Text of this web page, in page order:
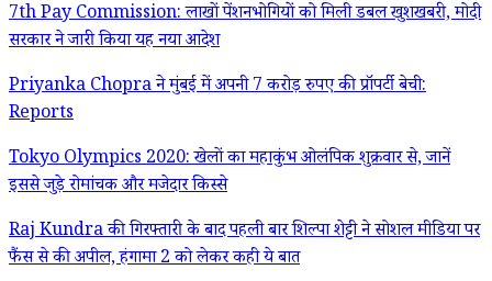
7th Pay Commission: लाखों पेंशनभोगियों को मिली डबल खुशखबरी, मोदी
सरकार ने जारी किया यह नया आदेश
Priyanka Chopra ने मुंबई में अपनी 7 करोड़ रुपए की प्रॉपर्टी बेची:
Reports
Tokyo Olympics 2020: खेलों का महाकुंभ ओलंपिक शुक्रवार से, जानें
इससे जुड़े रोमांचक और मजेदार किस्से
Raj Kundra की गिरफ्तारी के बाद पहली बार शिल्पा शेट्टी ने सोशल मीडिया पर
फैंस से की अपील, हंगामा 2 को लेकर कही ये बात